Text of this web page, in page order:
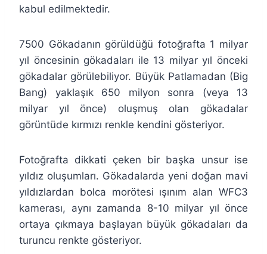
kabul edilmektedir.
7500 Gökadanın görüldüğü fotoğrafta 1 milyar
yıl öncesinin gökadaları ile 13 milyar yıl önceki
gökadalar görülebiliyor. Büyük Patlamadan (Big
Bang) yaklaşık 650 milyon sonra (veya 13
milyar yıl önce) oluşmuş olan gökadalar
görüntüde kırmızı renkle kendini gösteriyor.
Fotoğrafta dikkati çeken bir başka unsur ise
yıldız oluşumları. Gökadalarda yeni doğan mavi
yıldızlardan bolca morötesi ışınım alan WFC3
kamerası, aynı zamanda 8-10 milyar yıl önce
ortaya çıkmaya başlayan büyük gökadaları da
turuncu renkte gösteriyor.